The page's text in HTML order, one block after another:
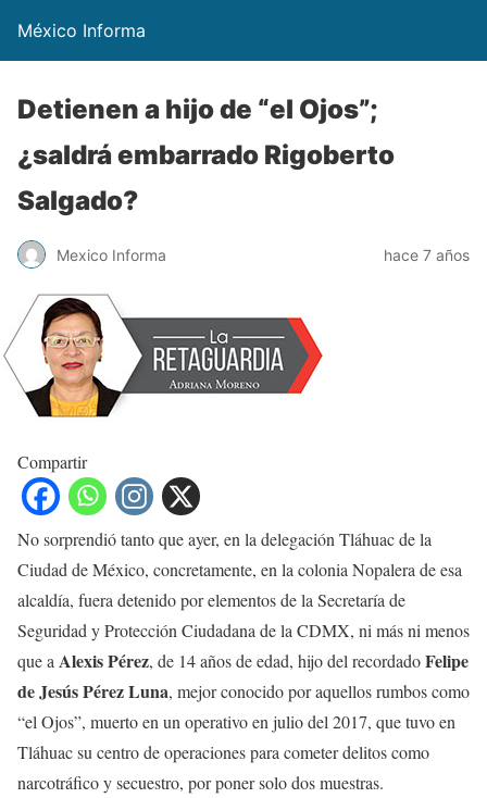
México Informa
Detienen a hijo de “el Ojos”;
¿saldrá embarrado Rigoberto
Salgado?
Mexico Informa hace 7 años
Compartir
No sorprendió tanto que ayer, en la delegación Tláhuac de la
Ciudad de México, concretamente, en la colonia Nopalera de esa
alcaldía, fuera detenido por elementos de la Secretaría de
Seguridad y Protección Ciudadana de la CDMX, ni más ni menos
que a AlexisPérez, de 14 años de edad, hijo del recordadoFelipe
de Jesús Pérez Luna, mejor conocido por aquellos rumbos como
“el Ojos”, muerto en un operativo en julio del 2017, que tuvo en
Tláhuac su centro de operaciones para cometer delitos como
narcotráfico y secuestro, por poner solo dos muestras.